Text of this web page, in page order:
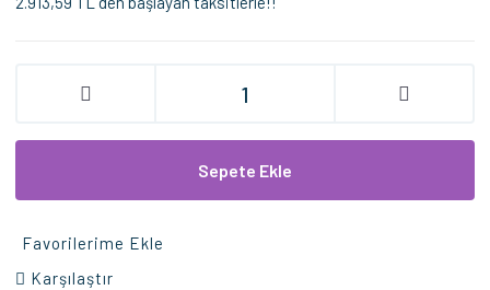
Sepete Ekle
Favorilerime Ekle
Karşılaştır